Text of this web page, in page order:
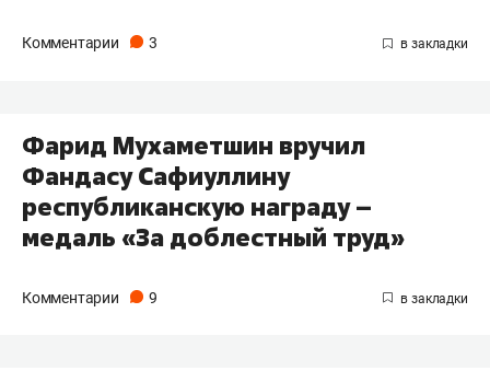
Комментарии 3
Фарид Мухаметшин вручил
Фандасу Сафиуллину
республиканскую награду –
медаль «За доблестный труд»
Комментарии 9